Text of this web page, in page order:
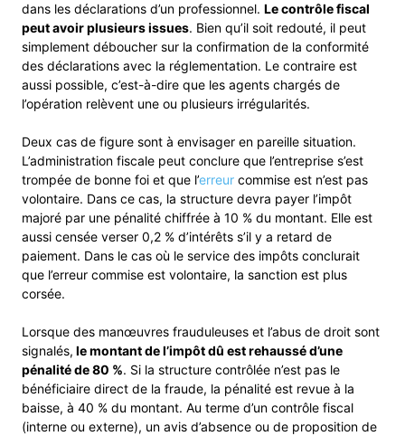
dans les déclarations d’un professionnel. Le contrôle fiscal
peut avoir plusieurs issues. Bien qu’il soit redouté, il peut
simplement déboucher sur la confirmation de la conformité
des déclarations avec la réglementation. Le contraire est
aussi possible, c’est-à-dire que les agents chargés de
l’opération relèvent une ou plusieurs irrégularités.
Deux cas de figure sont à envisager en pareille situation.
L’administration fiscale peut conclure que l’entreprise s’est
trompée de bonne foi et que l’erreur commise est n’est pas
volontaire. Dans ce cas, la structure devra payer l’impôt
majoré par une pénalité chiffrée à 10 % du montant. Elle est
aussi censée verser 0,2 % d’intérêts s’il y a retard de
paiement. Dans le cas où le service des impôts conclurait
que l’erreur commise est volontaire, la sanction est plus
corsée.
Lorsque des manœuvres frauduleuses et l’abus de droit sont
signalés, le montant de l’impôt dû est rehaussé d’une
pénalité de 80 %. Si la structure contrôlée n’est pas le
bénéficiaire direct de la fraude, la pénalité est revue à la
baisse, à 40 % du montant. Au terme d’un contrôle fiscal
(interne ou externe), un avis d’absence ou de proposition de